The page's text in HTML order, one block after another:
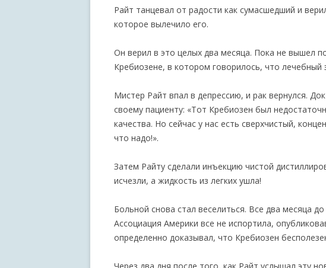
Райт танцевал от радости как сумасшедший и
которое вылечило его.
Он верил в это целых два месяца. Пока не вышел
Кребиозене, в котором говорилось, что лечебный
Мистер Райт впал в депрессию, и рак вернулся.
своему пациенту: «Тот Кребиозен был
качества. Но сейчас у нас есть сверхчистый,
что надо!».
Затем Райту сделали инъекцию чистой
исчезли, а жидкость из легких ушла!
Больной снова стал веселиться. Все два месяца
Ассоциация Америки все не испортила,
определенно доказывал, что Кребиозен